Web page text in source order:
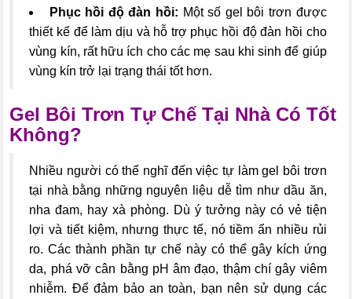
Phục hồi độ đàn hồi: Một số gel bôi trơn được
thiết kế để làm dịu và hỗ trợ phục hồi độ đàn hồi cho
vùng kín, rất hữu ích cho các mẹ sau khi sinh để giúp
vùng kín trở lại trạng thái tốt hơn.
Gel Bôi Trơn Tự Chế Tại Nhà Có Tốt
Không?
Nhiều người có thể nghĩ đến việc tự làm gel bôi trơn
tại nhà bằng những nguyên liệu dễ tìm như dầu ăn,
nha đam, hay xà phòng. Dù ý tưởng này có vẻ tiện
lợi và tiết kiệm, nhưng thực tế, nó tiềm ẩn nhiều rủi
ro. Các thành phần tự chế này có thể gây kích ứng
da, phá vỡ cân bằng pH âm đạo, thậm chí gây viêm
nhiễm. Để đảm bảo an toàn, bạn nên sử dụng các